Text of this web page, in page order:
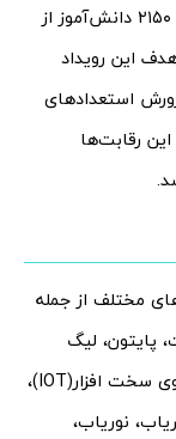
این دوره از مسابقات با حمایت روبیکا و حضور ۲۱۵۰ دانش‌آموز از
شد. هدف این رویداد
استعدادهای
رقابت‌ها
مختلف از جمله
پایتون، لیگ
جهانی ACM و همچنین لیگ برنامه‌نویسی بر روی سخت افزار(IOT)،
نوریاب،